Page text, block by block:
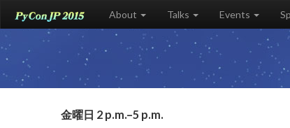
About Talks Events
金曜日 2 p.m.–5 p.m.